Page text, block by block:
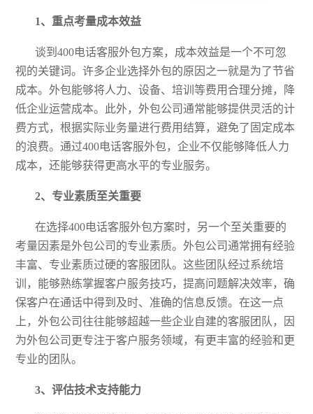
1、 重点考量成本效益
谈到400电话客服外包方案，成本效益是一个不可忽
视的关键词。许多企业选择外包的原因之一就是为了节省
成本。外包能够将人力、设备、培训等费用合理分摊，降
低企业运营成本。此外，外包公司通常能够提供灵活的计
费方式，根据实际业务量进行费用结算，避免了固定成本
的浪费。通过400电话客服外包，企业不仅能够降低人力
成本，还能够获得更高水平的专业服务。
2、专业素质至关重要
在选择400电话客服外包方案时，另一个至关重要的
考量因素是外包公司的专业素质。外包公司通常拥有经验
丰富、专业素质过硬的客服团队。这些团队经过系统培
训，能够熟练掌握客户服务技巧，提高问题解决效率，确
保客户在通话中得到及时、准确的信息反馈。在这一点
上，外包公司往往能够超越一些企业自建的客服团队，因
为外包公司更专注于客户服务领域，有更丰富的经验和更
专业的团队。
3、评估技术支持能力